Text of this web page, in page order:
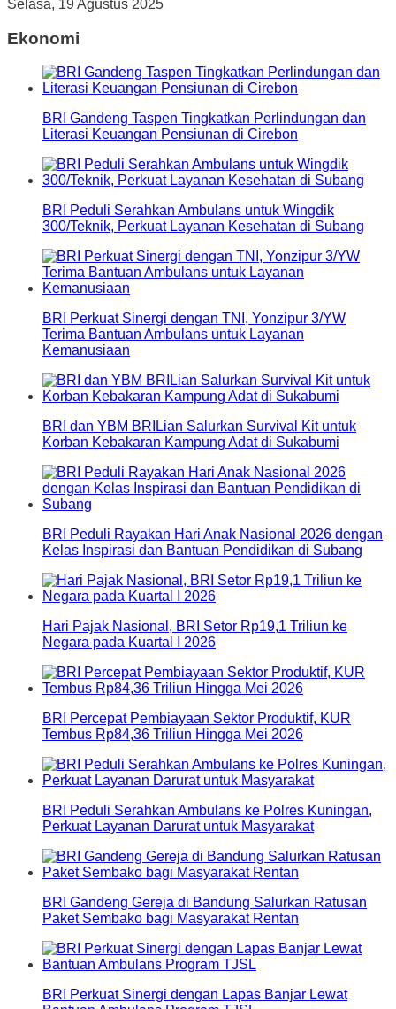
Selasa, 19 Agustus 2025
Ekonomi
BRI Gandeng Taspen Tingkatkan Perlindungan dan
Literasi Keuangan Pensiunan di Cirebon
BRI Peduli Serahkan Ambulans untuk Wingdik
300/Teknik, Perkuat Layanan Kesehatan di Subang
BRI Perkuat Sinergi dengan TNI, Yonzipur 3/YW
Terima Bantuan Ambulans untuk Layanan
Kemanusiaan
BRI dan YBM BRILian Salurkan Survival Kit untuk
Korban Kebakaran Kampung Adat di Sukabumi
BRI Peduli Rayakan Hari Anak Nasional 2026 dengan
Kelas Inspirasi dan Bantuan Pendidikan di Subang
Hari Pajak Nasional, BRI Setor Rp19,1 Triliun ke
Negara pada Kuartal I 2026
BRI Percepat Pembiayaan Sektor Produktif, KUR
Tembus Rp84,36 Triliun Hingga Mei 2026
BRI Peduli Serahkan Ambulans ke Polres Kuningan,
Perkuat Layanan Darurat untuk Masyarakat
BRI Gandeng Gereja di Bandung Salurkan Ratusan
Paket Sembako bagi Masyarakat Rentan
BRI Perkuat Sinergi dengan Lapas Banjar Lewat